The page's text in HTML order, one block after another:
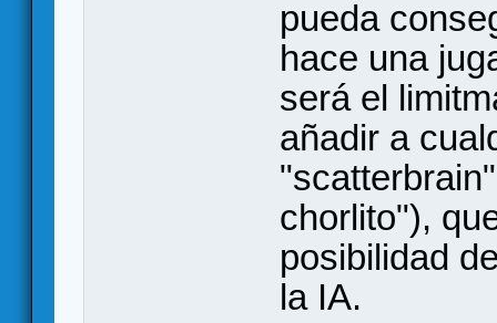
pueda
hace una
será el
añadir a
chorlito"),
posibilidad
la IA.